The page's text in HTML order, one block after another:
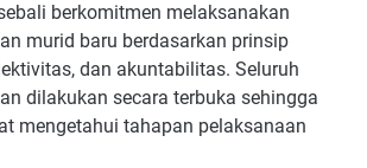
berkomitmen melaksanakan
murid baru berdasarkan prinsip
dan akuntabilitas. Seluruh
dilakukan secara terbuka sehingga
mengetahui tahapan pelaksanaan